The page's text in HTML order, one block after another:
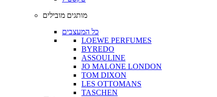
מותגים מובילים
כל המעצבים
LOEWE PERFUMES
BYREDO
ASSOULINE
JO MALONE LONDON
TOM DIXON
LES OTTOMANS
TASCHEN